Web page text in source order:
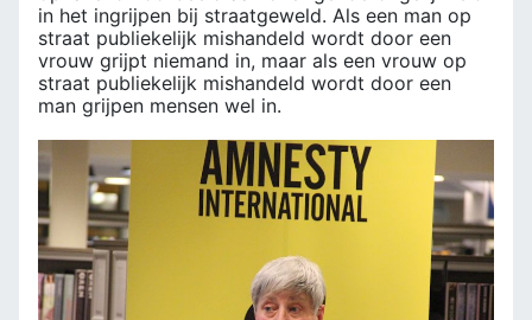
in het ingrijpen bij straatgeweld. Als een man op
straat publiekelijk mishandeld wordt door een
vrouw grijpt niemand in, maar als een vrouw op
straat publiekelijk mishandeld wordt door een
man grijpen mensen wel in.